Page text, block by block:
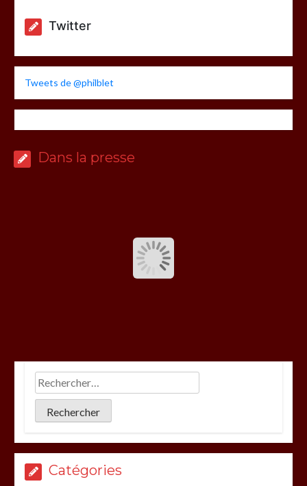
Twitter
Tweets de @philblet
Dans la presse
Catégories